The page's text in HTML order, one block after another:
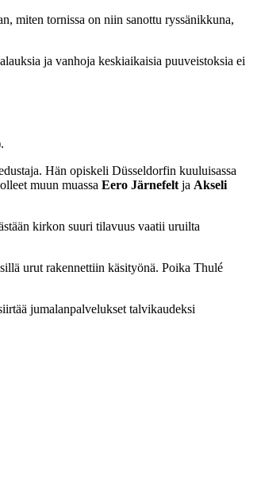
miten tornissa on niin sanottu ryssänikkuna,
ja vanhoja keskiaikaisia puuveistoksia ei
Hän opiskeli Düsseldorfin kuuluisassa
muun muassa Eero Järnefelt ja Akseli
kirkon suuri tilavuus vaatii uruilta
urut rakennettiin käsityönä. Poika Thulé
jumalanpalvelukset talvikaudeksi